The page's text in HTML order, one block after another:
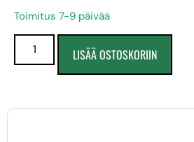
Toimitus 7-9 päivää
LISÄÄ OSTOSKORIIN